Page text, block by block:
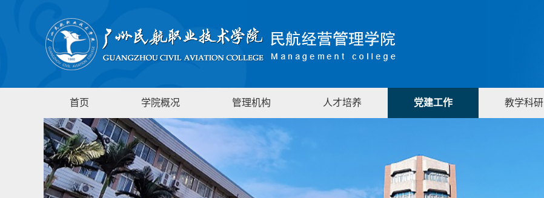
首页 学院概况 管理机构 人才培养 党建工作 教学科研